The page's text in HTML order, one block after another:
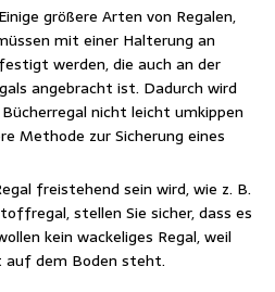
größere Arten von Regalen,
mit einer Halterung an
werden, die auch an der
angebracht ist. Dadurch wird
nicht leicht umkippen
Methode zur Sicherung eines
freistehend sein wird, wie z. B.
stellen Sie sicher, dass es
kein wackeliges Regal, weil
dem Boden steht.